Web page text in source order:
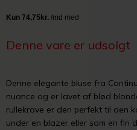
Denne vare er udsolgt
Denne elegante bluse fra
nuance og er lavet af blød
rullekrave er den perfekt til den
under en blazer eller som en fin